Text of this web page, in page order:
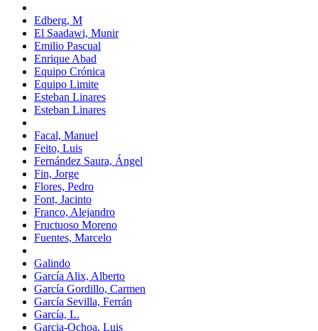
Edberg, M
El Saadawi, Munir
Emilio Pascual
Enrique Abad
Equipo Crónica
Equipo Limite
Esteban Linares
Esteban Linares
Facal, Manuel
Feito, Luis
Fernández Saura, Ángel
Fin, Jorge
Flores, Pedro
Font, Jacinto
Franco, Alejandro
Fructuoso Moreno
Fuentes, Marcelo
Galindo
García Alix, Alberto
García Gordillo, Carmen
García Sevilla, Ferrán
García, L.
Garcia-Ochoa, Luis